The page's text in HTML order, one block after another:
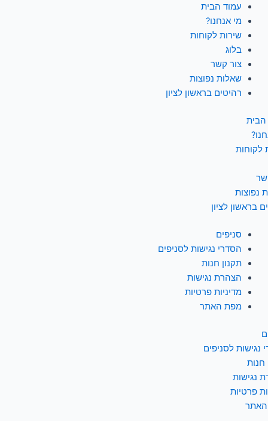
עמוד הבית
מי אנחנו?
שירות לקוחות
בלוג
צור קשר
שאלות נפוצות
רהיטים בראשון לציון
הבית
לקוחות
נפוצות
בראשון לציון
סניפים
הסדרי נגישות לסניפים
תקנון חנות
הצהרת נגישות
מדיניות פרטיות
מפת האתר
נגישות לסניפים
חנות
נגישות
פרטיות